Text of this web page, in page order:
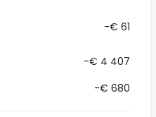
-€ 61
-€ 4 407
-€ 680